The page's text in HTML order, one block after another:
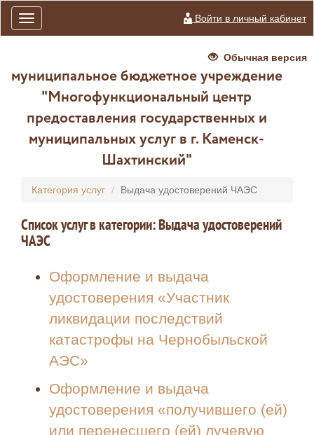
Toggle
navigation
Войти в личный кабинет
Обычная версия
муниципальное бюджетное учреждение
"Многофункциональный центр
предоставления государственных и
муниципальных услуг в г. Каменск-
Шахтинский"
Категория услуг Выдача удостоверений ЧАЭС
Список услуг в категории: Выдача удостоверений
ЧАЭС
Оформление и выдача
удостоверения «Участник
ликвидации последствий
катастрофы на Чернобыльской
АЭС»
Оформление и выдача
удостоверения «получившего (ей)
или перенесшего (ей) лучевую